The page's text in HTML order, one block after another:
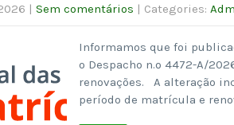
| Sem comentários | Categories:
Informamos que foi
o Despacho n.º 4472-A/
renovações. A alteração
período de matrícula e